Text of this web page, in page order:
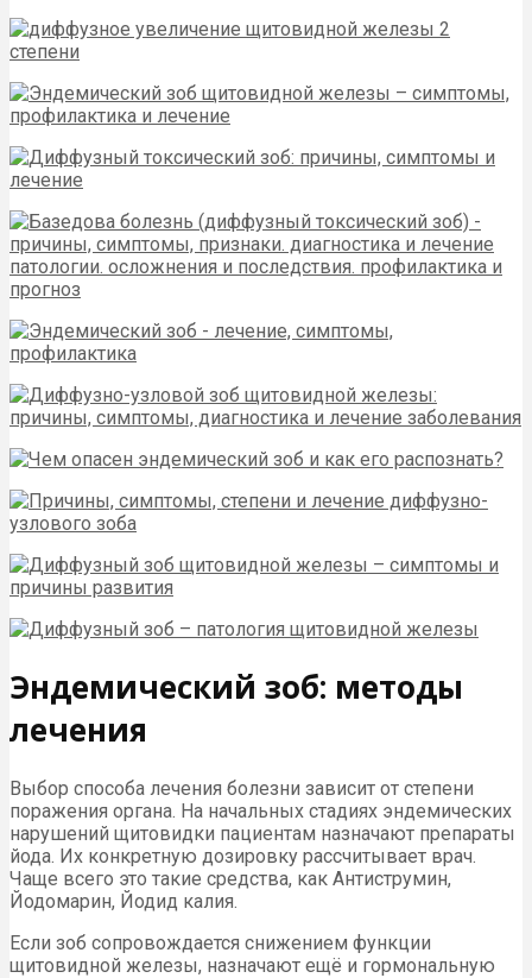
Эндемический зоб: методы
лечения
Выбор способа лечения болезни зависит от степени
поражения органа. На начальных стадиях эндемических
нарушений щитовидки пациентам назначают препараты
йода. Их конкретную дозировку рассчитывает врач.
Чаще всего это такие средства, как Антиструмин,
Йодомарин, Йодид калия.
Если зоб сопровождается снижением функции
щитовидной железы, назначают ещё и гормональную